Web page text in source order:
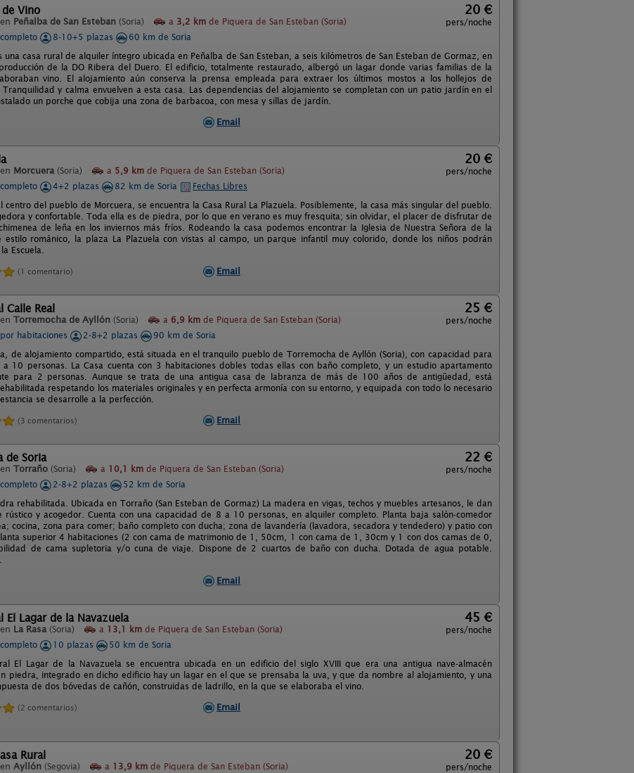
de Vino
Peñalba de San Esteban (Soria) a 3,2 km de Piquera de San Esteban (Soria)
20 €
pers/noche
8-10+5 plazas
60 km de Soria
una casa rural de alquiler íntegro ubicada en Peñalba de San Esteban, a seis kilómetros de San Esteban de Gormaz, en
de la DO Ribera del Duero. El edificio, totalmente restaurado, albergó un lagar donde varias familias de la
vino. El alojamiento aún conserva la prensa empleada para extraer los últimos mostos a los hollejos de
y calma envuelven a esta casa. Las dependencias del alojamiento se completan con un patio jardín en el
un porche que cobija una zona de barbacoa, con mesa y sillas de jardín.
Email
Morcuera (Soria) a 5,9 km de Piquera de San Esteban (Soria)
20 €
pers/noche
4+2 plazas 82 km de Soria
Fechas Libres
centro del pueblo de Morcuera, se encuentra la Casa Rural La Plazuela. Posiblemente, la casa más singular del pueblo.
y confortable. Toda ella es de piedra, por lo que en verano es muy fresquita; sin olvidar, el placer de disfrutar de
de leña en los inviernos más fríos. Rodeando la casa podemos encontrar la Iglesia de Nuestra Señora de la
estilo románico, la plaza La Plazuela con vistas al campo, un parque infantil muy colorido, donde los niños podrán
Escuela.
(1 comentario) Email
Calle Real
Torremocha de Ayllón (Soria) a 6,9 km de Piquera de San Esteban (Soria)
25 €
pers/noche
habitaciones
2-8+2 plazas
90 km de Soria
de alojamiento compartido, está situada en el tranquilo pueblo de Torremocha de Ayllón (Soria), con capacidad para
10 personas. La Casa cuenta con 3 habitaciones dobles todas ellas con baño completo, y un estudio apartamento
para 2 personas. Aunque se trata de una antigua casa de labranza de más de 100 años de antigüedad, está
respetando los materiales originales y en perfecta armonía con su entorno, y equipada con todo lo necesario
se desarrolle a la perfección.
(3 comentarios) Email
de Soria
Torraño (Soria) a 10,1 km de Piquera de San Esteban (Soria)
22 €
pers/noche
2-8+2 plazas
52 km de Soria
rehabilitada. Ubicada en Torraño (San Esteban de Gormaz) La madera en vigas, techos y muebles artesanos, le dan
rústico y acogedor. Cuenta con una capacidad de 8 a 10 personas, en alquiler completo. Planta baja salón-comedor
cocina, zona para comer; baño completo con ducha; zona de lavandería (lavadora, secadora y tendedero) y patio con
superior 4 habitaciones (2 con cama de matrimonio de 1, 50cm, 1 con cama de 1, 30cm y 1 con dos camas de 0,
de cama supletoria y/o cuna de viaje. Dispone de 2 cuartos de baño con ducha. Dotada de agua potable.
Email
El Lagar de la Navazuela
La Rasa (Soria) a 13,1 km de Piquera de San Esteban (Soria)
45 €
pers/noche
10 plazas
50 km de Soria
El Lagar de la Navazuela se encuentra ubicada en un edificio del siglo XVIII que era una antigua nave-almacén
piedra, integrado en dicho edificio hay un lagar en el que se prensaba la uva, y que da nombre al alojamiento, y una
de dos bóvedas de cañón, construidas de ladrillo, en la que se elaboraba el vino.
(2 comentarios) Email
Rural
Ayllón (Segovia) a 13,9 km de Piquera de San Esteban (Soria)
20 €
pers/noche